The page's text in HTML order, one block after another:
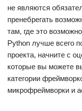
не являются
пренебрегать
там, где это
Python лучше всего
проекта, начните с
которые вы можете
категории
микрофреймворки и